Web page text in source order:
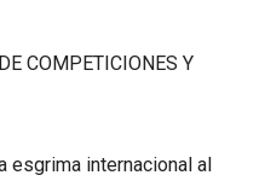
COMPETICIONES Y
esgrima internacional al